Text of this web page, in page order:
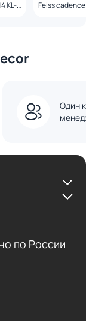
KL-
Feiss
Один
по России